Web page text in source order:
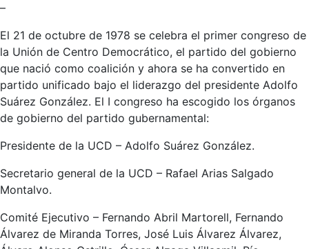
–
El 21 de octubre de 1978 se celebra el primer congreso de
la Unión de Centro Democrático, el partido del gobierno
que nació como coalición y ahora se ha convertido en
partido unificado bajo el liderazgo del presidente Adolfo
Suárez González. El I congreso ha escogido los órganos
de gobierno del partido gubernamental:
Presidente de la UCD – Adolfo Suárez González.
Secretario general de la UCD – Rafael Arias Salgado
Montalvo.
Comité Ejecutivo – Fernando Abril Martorell, Fernando
Álvarez de Miranda Torres, José Luis Álvarez Álvarez,